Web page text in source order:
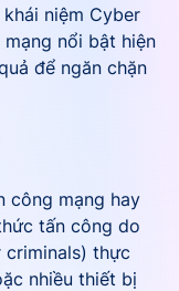
niệm Cyber
nổi bật hiện
để ngăn chặn
công mạng hay
tấn công do
thực
nhiều thiết bị